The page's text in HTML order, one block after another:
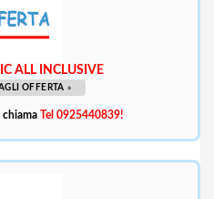
ALL INCLUSIVE
OFFERTA »
chiama Tel 0925440839!